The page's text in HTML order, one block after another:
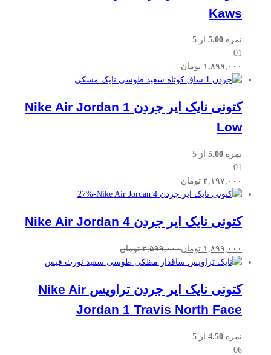
Kaws
نمره 5.00 از 5
01
۱,۸۹۹,۰۰۰ تومان
کتونی نایک ایر جردن Nike Air Jordan 1
Low
نمره 5.00 از 5
01
۲,۱۹۷,۰۰۰ تومان
-
27%
کتونی نایک ایر جردن Nike Air Jordan 4
۱,۸۹۹,۰۰۰ تومان۲,۵۹۹,۰۰۰ تومان
کتونی نایک ایر جردن تراویس Nike Air
Jordan 1 Travis North Face
نمره 4.50 از 5
06